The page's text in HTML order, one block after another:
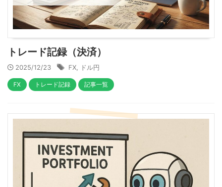
トレード記録（決済）
2025/12/23 FX ドル円
FX トレード記録 記事一覧